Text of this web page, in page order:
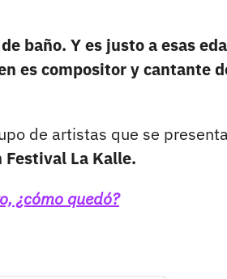
baño. Y es justo a esas
es compositor y cantante
de artistas que se
Festival La Kalle.
¿cómo quedó?